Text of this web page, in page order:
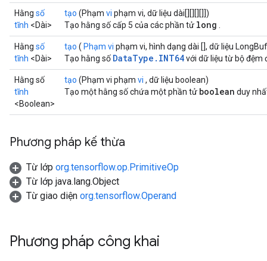
Hằng số
tĩnh <Dài>
tạo (Phạm vi phạm vi, dữ liệu dài[][][][]])
Tạo hằng số cấp 5 của các phần tử long
Hằng số
tĩnh <Dài>
tạo ( Phạm vi phạm vi, hình dạng dài [], dữ liệu
Tạo hằng số DataType.INT64với dữ liệu từ bộ đệm
Hằng số
tĩnh
<Boolean>
tạo (Phạm vi phạm vi , dữ liệu boolean)
Tạo một hằng số chứa một phần tử boolean duy
Phương pháp kế thừa
Từ lớp org.tensorflow.op.PrimitiveOp
Từ lớp java.lang.Object
Từ giao diện org.tensorflow.Operand
Phương pháp công khai